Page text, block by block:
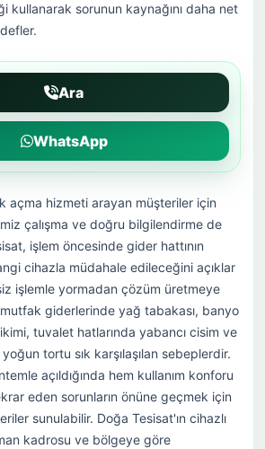
kullanarak sorunun kaynağını daha net
Ara
WhatsApp
açma hizmeti arayan müşteriler için
çalışma ve doğru bilgilendirme de
işlem öncesinde gider hattının
cihazla müdahale edileceğini açıklar
işlemle yormadan çözüm üretmeye
giderlerinde yağ tabakası, banyo
tuvalet hatlarında yabancı cisim ve
tortu sık karşılaşılan sebeplerdir.
açıldığında hem kullanım konforu
eden sorunların önüne geçmek için
sunulabilir. Doğa Tesisat'ın cihazlı
kadrosu ve bölgeye göre